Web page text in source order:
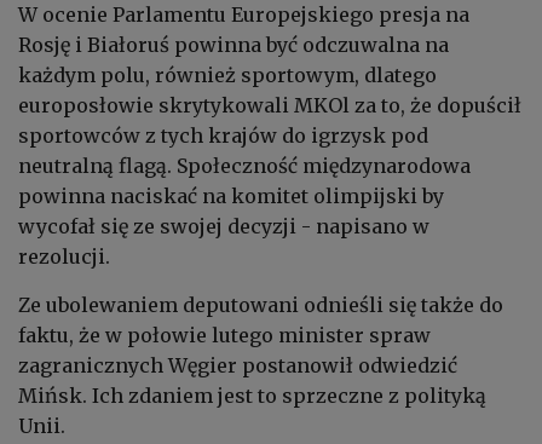
W ocenie Parlamentu Europejskiego presja na
Rosję i Białoruś powinna być odczuwalna na
każdym polu, również sportowym, dlatego
europosłowie skrytykowali MKOl za to, że dopuścił
sportowców z tych krajów do igrzysk pod
neutralną flagą. Społeczność międzynarodowa
powinna naciskać na komitet olimpijski by
wycofał się ze swojej decyzji - napisano w
rezolucji.
Ze ubolewaniem deputowani odnieśli się także do
faktu, że w połowie lutego minister spraw
zagranicznych Węgier postanowił odwiedzić
Mińsk. Ich zdaniem jest to sprzeczne z polityką
Unii.